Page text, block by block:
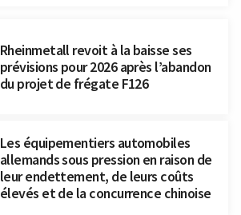
Rheinmetall revoit à la baisse ses
prévisions pour 2026 après l’abandon
du projet de frégate F126
Les équipementiers automobiles
allemands sous pression en raison de
leur endettement, de leurs coûts
élevés et de la concurrence chinoise